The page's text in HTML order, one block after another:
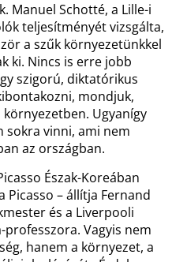
Manuel Schotté, a Lille-i
teljesítményét vizsgálta,
a szűk környezetünkkel
ki. Nincs is erre jobb
szigorú, diktatórikus
mondjuk,
Ugyanígy
sokra vinni, ami nem
az országban.
Észak-Koreában
– állítja Fernand
és a Liverpooli
Vagyis nem
hanem a környezet, a